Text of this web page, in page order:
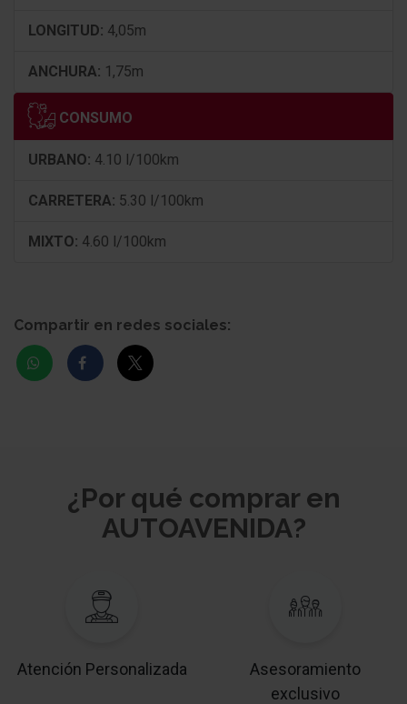
LONGITUD: 4,05m
ANCHURA: 1,75m
CONSUMO
URBANO: 4.10 l/100km
CARRETERA: 5.30 l/100km
MIXTO: 4.60 l/100km
Compartir en redes sociales:
¿Por qué comprar en
AUTOAVENIDA?
Atención Personalizada
Asesoramiento
exclusivo